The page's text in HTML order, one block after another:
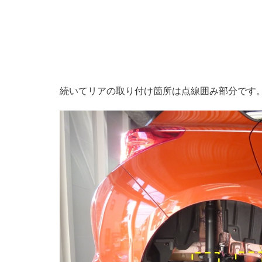
続いてリアの取り付け箇所は点線囲み部分です